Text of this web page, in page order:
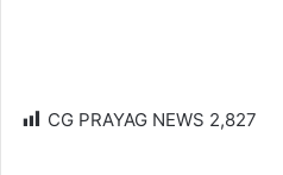
CG PRAYAG NEWS 2,827